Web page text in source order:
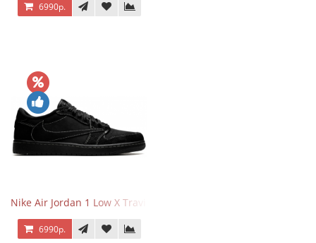
6990р.
Nike Air Jordan 1 Low X Travis Scott Black Phantom
6990р.